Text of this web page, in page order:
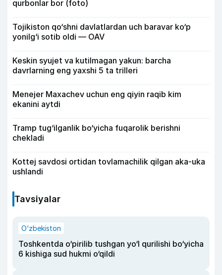
qurbonlar bor (foto)
Tojikiston qo‘shni davlatlardan uch baravar ko‘p
yonilg‘i sotib oldi — OAV
Keskin syujet va kutilmagan yakun: barcha
davrlarning eng yaxshi 5 ta trilleri
Menejer Maxachev uchun eng qiyin raqib kim
ekanini aytdi
Tramp tug‘ilganlik bo‘yicha fuqarolik berishni
chekladi
Kottej savdosi ortidan tovlamachilik qilgan aka-uka
ushlandi
Tavsiyalar
O‘zbekiston
Toshkentda o‘pirilib tushgan yo‘l qurilishi bo‘yicha
6 kishiga sud hukmi o‘qildi